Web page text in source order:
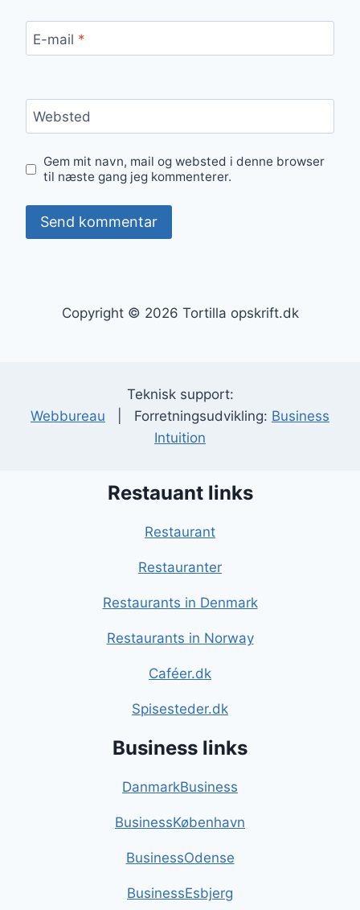
E-mail *
Websted
Gem mit navn, mail og websted i denne browser
til næste gang jeg kommenterer.
Copyright © 2026 Tortilla opskrift.dk
Teknisk support:
Webbureau | Forretningsudvikling: Business
Intuition
Restauant links
Restaurant
Restauranter
Restaurants in Denmark
Restaurants in Norway
Caféer.dk
Spisesteder.dk
Business links
DanmarkBusiness
BusinessKøbenhavn
BusinessOdense
BusinessEsbjerg